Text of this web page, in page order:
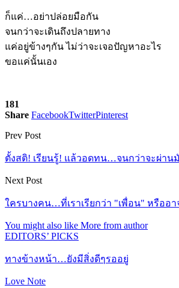
ก็แค่…อย่าปล่อยมือกัน
จนกว่าจะเดินถึงปลายทาง
แค่อยู่ข้างๆกัน ไม่ว่าจะเจอปัญหาอะไร
ขอแค่นั้นเอง
181
Share FacebookTwitterPinterest
Prev Post
ตั้งสติ! เรียนรู้! แล้วอดทน…จนกว่าจะผ่าน
Next Post
ใครบางคน…ที่เราเรียกว่า "เพื่อน" หรืออ
You might also like More from author
EDITORS’ PICKS
ทางข้างหน้า…ยังมีสิ่งดีๆรออยู่
Love Note